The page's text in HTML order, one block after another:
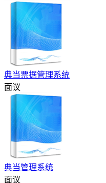
典当票据管理系统
面议
典当管理系统
面议